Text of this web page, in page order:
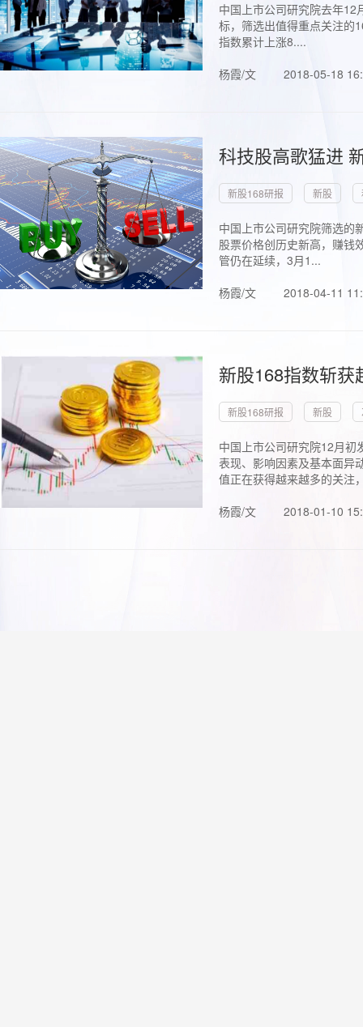
中国上市公司研究院去年
标，筛选出值得重点关注的
指数累计上涨8....
杨霞/文
2018-05-18
科技股高歌猛进
新股168研报 新股
中国上市公司研究院筛选的
股票价格创历史新高，赚钱
管仍在延续，3月1...
杨霞/文
2018-04-11
新股168指数斩
新股168研报 新股
中国上市公司研究院12月初
表现、影响因素及基本面异
值正在获得越来越多的关注
杨霞/文
2018-01-10